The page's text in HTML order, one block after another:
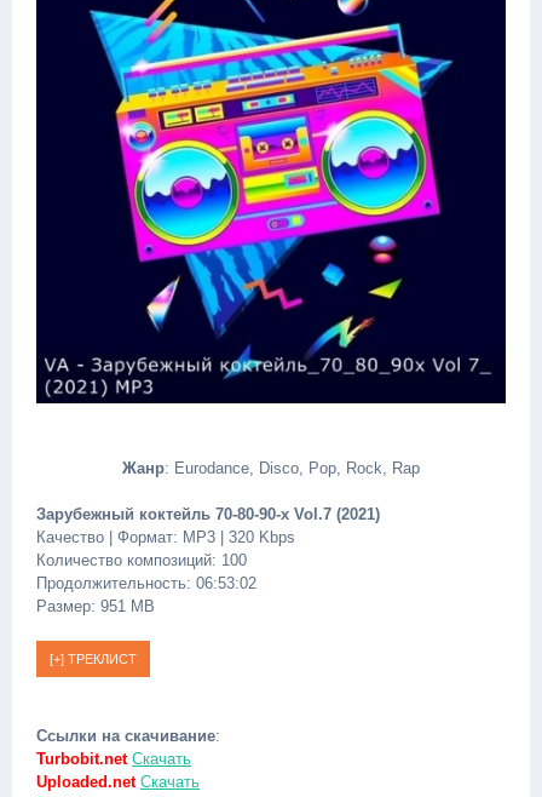
Жанр: Eurodance, Disco, Pop, Rock, Rap
Зарубежный коктейль 70-80-90-х Vol.7 (2021)
Качество | Формат: MP3 | 320 Kbps
Количество композиций: 100
Продолжительность: 06:53:02
Размер: 951 MB
Ссылки на скачивание:
Turbobit.net Скачать
Uploaded.net Скачать